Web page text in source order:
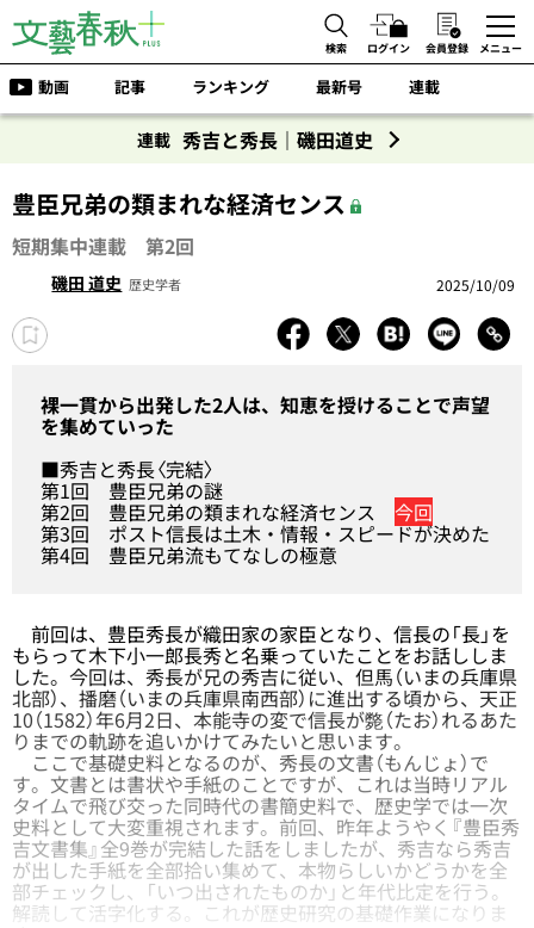
検索 ログイン 会員登録 メニュー
動画 記事 ランキング 最新号 連載
連載 秀吉と秀長｜磯田道史
豊臣兄弟の類まれな経済センス
短期集中連載 第2回
磯田 道史 歴史学者 2025/10/09
裸一貫から出発した2人は、知恵を授けることで声望
を集めていった
■秀吉と秀長〈完結〉
第1回 豊臣兄弟の謎
第2回 豊臣兄弟の類まれな経済センス 今回
第3回 ポスト信長は土木・情報・スピードが決めた
第4回 豊臣兄弟流もてなしの極意
前回は、豊臣秀長が織田家の家臣となり、信長の「長」を
もらって木下小一郎長秀と名乗っていたことをお話ししま
した。今回は、秀長が兄の秀吉に従い、但馬（いまの兵庫県
北部）、播磨（いまの兵庫県南西部）に進出する頃から、天正
10（1582）年6月2日、本能寺の変で信長が斃（たお）れるあた
りまでの軌跡を追いかけてみたいと思います。
ここで基礎史料となるのが、秀長の文書（もんじょ）で
す。文書とは書状や手紙のことですが、これは当時リアル
タイムで飛び交った同時代の書簡史料で、歴史学では一次
史料として大変重視されます。前回、昨年ようやく『豊臣秀
吉文書集』全9巻が完結した話をしましたが、秀吉なら秀吉
が出した手紙を全部拾い集めて、本物らしいかどうかを全
部チェックし、「いつ出されたものか」と年代比定を行う。
解読して活字化する。これが歴史研究の基礎作業になりま